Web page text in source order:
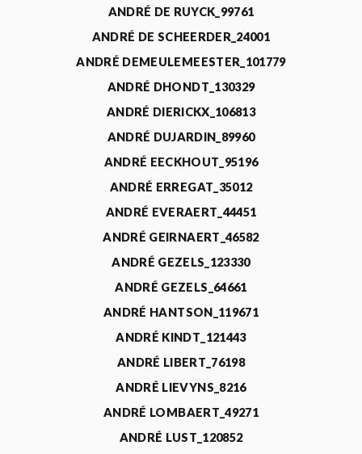
ANDRÉ DE RUYCK_99761
ANDRÉ DE SCHEERDER_24001
ANDRÉ DEMEULEMEESTER_101779
ANDRÉ DHONDT_130329
ANDRÉ DIERICKX_106813
ANDRÉ DUJARDIN_89960
ANDRÉ EECKHOUT_95196
ANDRÉ ERREGAT_35012
ANDRÉ EVERAERT_44451
ANDRÉ GEIRNAERT_46582
ANDRÉ GEZELS_123330
ANDRÉ GEZELS_64661
ANDRÉ HANTSON_119671
ANDRÉ KINDT_121443
ANDRÉ LIBERT_76198
ANDRÉ LIEVYNS_8216
ANDRÉ LOMBAERT_49271
ANDRÉ LUST_120852